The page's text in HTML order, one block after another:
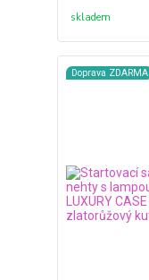
skladem
Doprava ZDARMA